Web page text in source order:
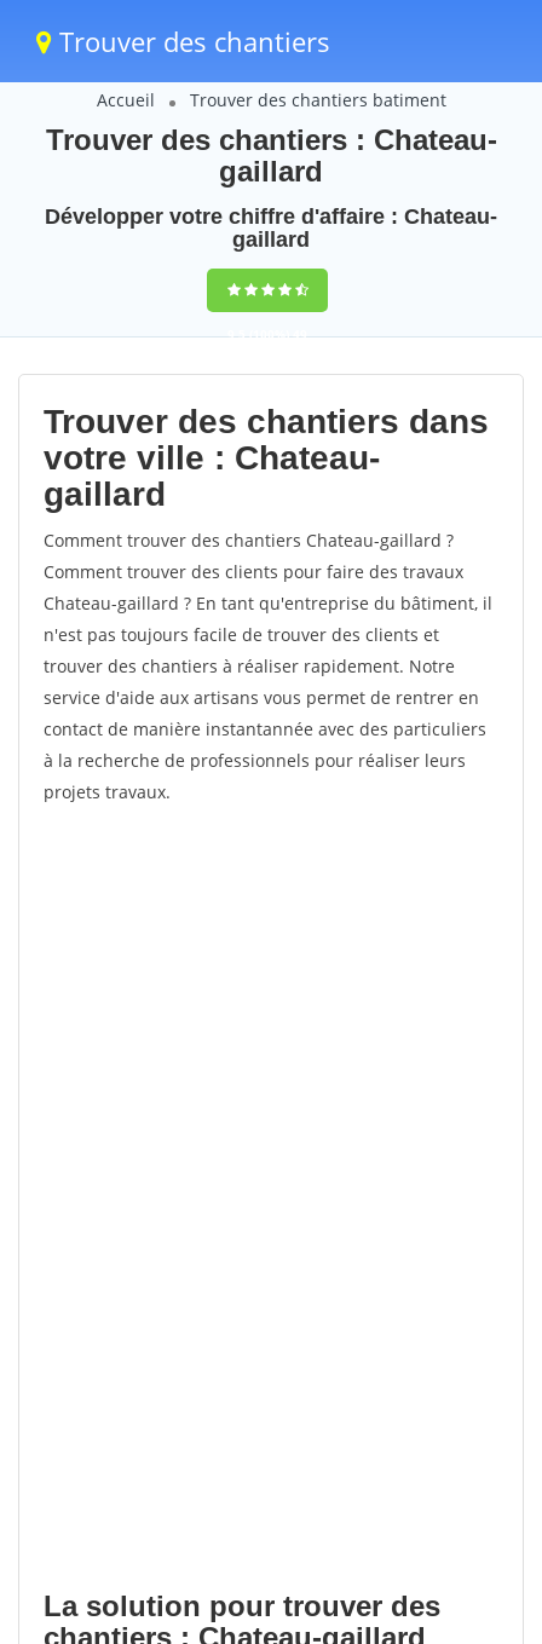
Trouver des chantiers
Accueil Trouver des chantiers batiment
Trouver des chantiers : Chateau-
gaillard
Développer votre chiffre d'affaire : Chateau-
gaillard
9,5(100%)49
votes
Trouver des chantiers dans
votre ville : Chateau-
gaillard
Comment trouver des chantiers Chateau-gaillard ?
Comment trouver des clients pour faire des travaux
Chateau-gaillard ? En tant qu'entreprise du bâtiment, il
n'est pas toujours facile de trouver des clients et
trouver des chantiers à réaliser rapidement. Notre
service d'aide aux artisans vous permet de rentrer en
contact de manière instantannée avec des particuliers
à la recherche de professionnels pour réaliser leurs
projets travaux.
La solution pour trouver des
chantiers : Chateau-gaillard